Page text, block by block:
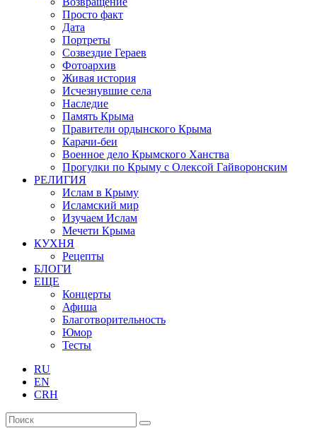
Просто факт
Дата
Портреты
Созвездие Гераев
Фотоархив
Живая история
Исчезнувшие села
Наследие
Память Крыма
Правители ордынского Крыма
Карачи-беи
Военное дело Крымского Ханства
Прогулки по Крыму с Олексой Гайворонским
РЕЛИГИЯ
Ислам в Крыму
Исламский мир
Изучаем Ислам
Мечети Крыма
КУХНЯ
Рецепты
БЛОГИ
ЕЩЕ
Концерты
Афиша
Благотворительность
Юмор
Тесты
RU
EN
CRH